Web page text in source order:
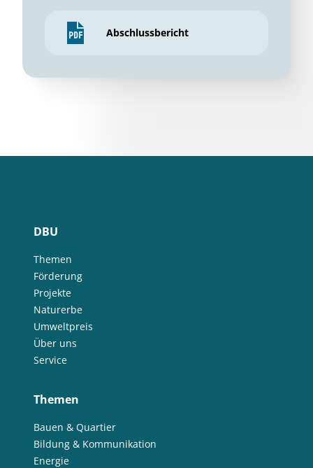
Abschlussbericht
DBU
Themen
Förderung
Projekte
Naturerbe
Umweltpreis
Über uns
Service
Themen
Bauen & Quartier
Bildung & Kommunikation
Energie